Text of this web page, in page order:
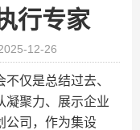
行专家
12-26
仅是总结过去、
凝聚力、展示企业
公司，作为集设